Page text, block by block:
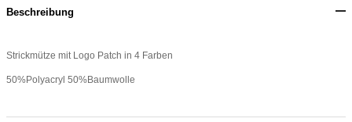
Beschreibung
Strickmütze mit Logo Patch in 4 Farben
50%Polyacryl 50%Baumwolle